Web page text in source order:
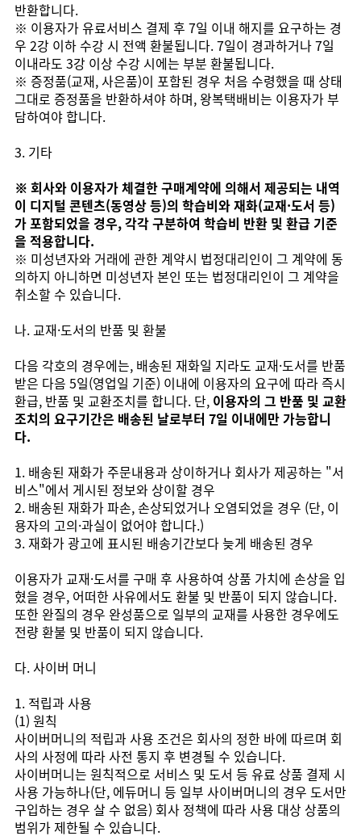
반환합니다.
※ 이용자가 유료서비스 결제 후 7일 이내 해지를 요구하는 경
우 2강 이하 수강 시 전액 환불됩니다. 7일이 경과하거나 7일
이내라도 3강 이상 수강 시에는 부분 환불됩니다.
※ 증정품(교재, 사은품)이 포함된 경우 처음 수령했을 때 상태
그대로 증정품을 반환하셔야 하며, 왕복택배비는 이용자가 부
담하여야 합니다.
3. 기타
※ 회사와 이용자가 체결한 구매계약에 의해서 제공되는 내역
이 디지털 콘텐츠(동영상 등)의 학습비와 재화(교재·도서 등)
가 포함되었을 경우, 각각 구분하여 학습비 반환 및 환급 기준
을 적용합니다.
※ 미성년자와 거래에 관한 계약시 법정대리인이 그 계약에 동
의하지 아니하면 미성년자 본인 또는 법정대리인이 그 계약을
취소할 수 있습니다.
나. 교재·도서의 반품 및 환불
다음 각호의 경우에는, 배송된 재화일 지라도 교재·도서를 반품
받은 다음 5일(영업일 기준) 이내에 이용자의 요구에 따라 즉시
환급, 반품 및 교환조치를 합니다. 단, 이용자의 그 반품 및 교환
조치의 요구기간은 배송된 날로부터 7일 이내에만 가능합니
다.
1. 배송된 재화가 주문내용과 상이하거나 회사가 제공하는 "서
비스"에서 게시된 정보와 상이할 경우
2. 배송된 재화가 파손, 손상되었거나 오염되었을 경우 (단, 이
용자의 고의·과실이 없어야 합니다.)
3. 재화가 광고에 표시된 배송기간보다 늦게 배송된 경우
이용자가 교재·도서를 구매 후 사용하여 상품 가치에 손상을 입
혔을 경우, 어떠한 사유에서도 환불 및 반품이 되지 않습니다.
또한 완질의 경우 완성품으로 일부의 교재를 사용한 경우에도
전량 환불 및 반품이 되지 않습니다.
다. 사이버 머니
1. 적립과 사용
(1) 원칙
사이버머니의 적립과 사용 조건은 회사의 정한 바에 따르며 회
사의 사정에 따라 사전 통지 후 변경될 수 있습니다.
사이버머니는 원칙적으로 서비스 및 도서 등 유료 상품 결제 시
사용 가능하나(단, 에듀머니 등 일부 사이버머니의 경우 도서만
구입하는 경우 살 수 없음) 회사 정책에 따라 사용 대상 상품의
범위가 제한될 수 있습니다.